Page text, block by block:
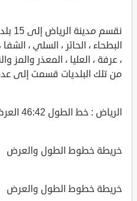
البطحاء ، الحائر ، السلي ،
، عرفة ، العليا ، المعذر والمز
من تلك البلديات قسمت إلى
الرياض : خط الطول 46:42 العرض 24:42 [1]
خريطة خطوط الطول والعرض
خريطة خطوط الطول والعرض